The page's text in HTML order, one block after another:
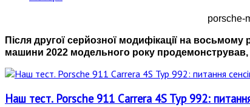
Після другої серйозної модифікації на восьмому
машини 2022 модельного року
Наш тест. Porsche 911 Carrera 4S Typ 992: